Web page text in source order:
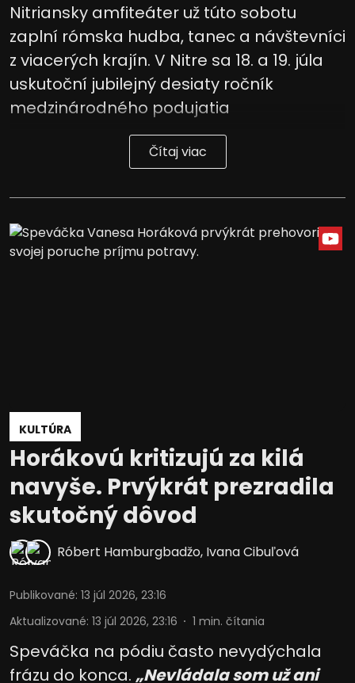
Nitriansky amfiteáter už túto sobotu
zaplní rómska hudba, tanec a návštevníci
z viacerých krajín. V Nitre sa 18. a 19. júla
uskutoční jubilejný desiaty ročník
medzinárodného podujatia
Čítaj viac
KULTÚRA
Horákovú kritizujú za kilá
navyše. Prvýkrát prezradila
skutočný dôvod
Róbert Hamburgbadžo, Ivana Cibuľová
Publikované: 13 júl 2026, 23:16
Aktualizované: 13 júl 2026, 23:16 1 min. čítania
Speváčka na pódiu často nevydýchala
frázu do konca. „Nevládala som už ani